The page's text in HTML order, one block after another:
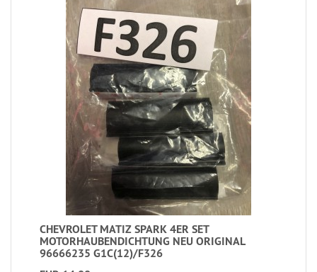
CHEVROLET MATIZ SPARK 4ER SET
MOTORHAUBENDICHTUNG NEU ORIGINAL
96666235 G1C(12)/F326